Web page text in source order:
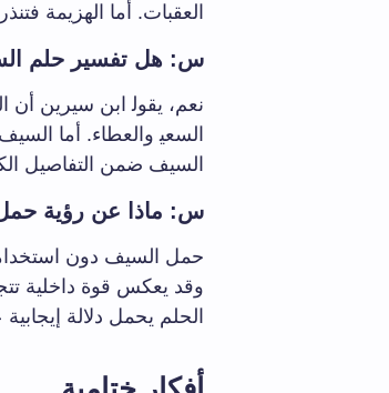
العقبات. أما⁣ الهزيمة
س: ​هل تفسير حلم
نعم، يقول‍ ابن سيرين أن
‌السعي‍ والعطاء. أما
السيف ضمن ​التفاصيل
س: ⁢ماذا عن رؤية​
حمل ⁢السيف ‌دون
وقد يعكس قوة داخلية
الحلم يحمل دلالة